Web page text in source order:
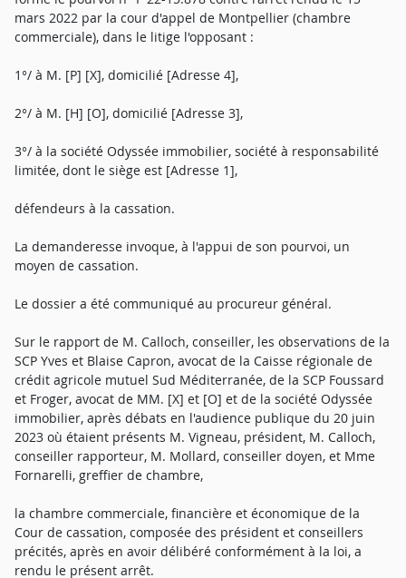
mars 2022 par la cour d'appel de Montpellier (chambre
commerciale), dans le litige l'opposant :
1°/ à M. [P] [X], domicilié [Adresse 4],
2°/ à M. [H] [O], domicilié [Adresse 3],
3°/ à la société Odyssée immobilier, société à responsabilité
limitée, dont le siège est [Adresse 1],
défendeurs à la cassation.
La demanderesse invoque, à l'appui de son pourvoi, un
moyen de cassation.
Le dossier a été communiqué au procureur général.
Sur le rapport de M. Calloch, conseiller, les observations de la
SCP Yves et Blaise Capron, avocat de la Caisse régionale de
crédit agricole mutuel Sud Méditerranée, de la SCP Foussard
et Froger, avocat de MM. [X] et [O] et de la société Odyssée
immobilier, après débats en l'audience publique du 20 juin
2023 où étaient présents M. Vigneau, président, M. Calloch,
conseiller rapporteur, M. Mollard, conseiller doyen, et Mme
Fornarelli, greffier de chambre,
la chambre commerciale, financière et économique de la
Cour de cassation, composée des président et conseillers
précités, après en avoir délibéré conformément à la loi, a
rendu le présent arrêt.